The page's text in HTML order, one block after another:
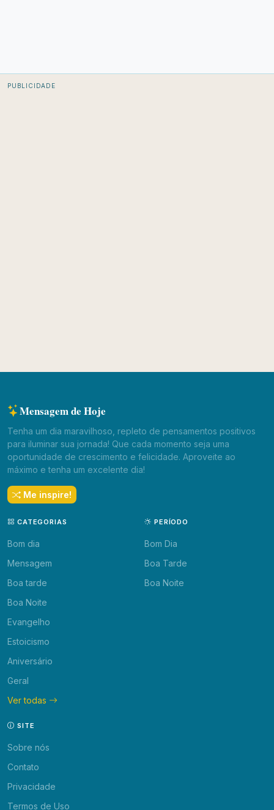
PUBLICIDADE
Mensagem de Hoje
Tenha um dia maravilhoso, repleto de pensamentos positivos
para iluminar sua jornada! Que cada momento seja uma
oportunidade de crescimento e felicidade. Aproveite ao
máximo e tenha um excelente dia!
Me inspire!
CATEGORIAS
Bom dia
Mensagem
Boa tarde
Boa Noite
Evangelho
Estoicismo
Aniversário
Geral
Ver todas
PERÍODO
Bom Dia
Boa Tarde
Boa Noite
SITE
Sobre nós
Contato
Privacidade
Termos de Uso